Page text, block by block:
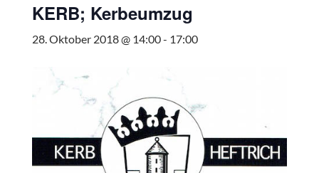
KERB; Kerbeumzug
28. Oktober 2018 @ 14:00- 17:00